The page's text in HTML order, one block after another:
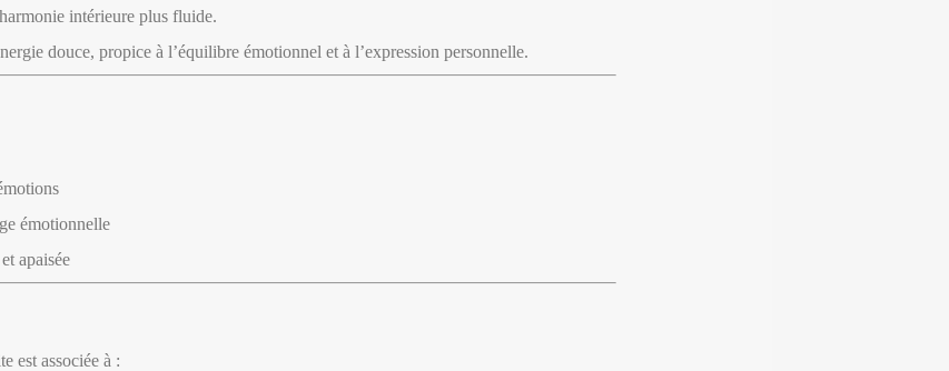
intérieure plus fluide.
douce, propice à l’équilibre émotionnel et à l’expression personnelle.
émotionnelle
apaisée
est associée à :